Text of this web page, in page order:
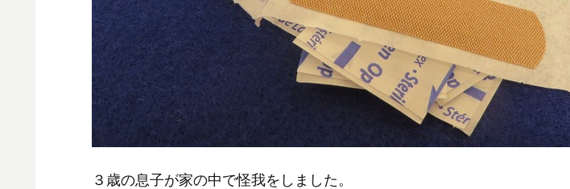
３歳の息子が家の中で怪我をしました。